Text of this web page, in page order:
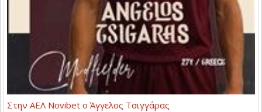
Στην ΑΕΛ Novibet ο Άγγελος Τσιγγάρας